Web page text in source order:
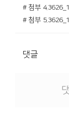
# 첨부
# 첨부
댓글